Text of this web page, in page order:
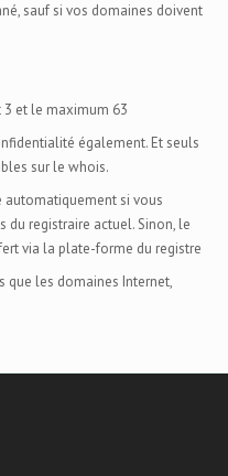
sauf si vos domaines doivent
3 et le maximum 63
également. Et seuls
sur le whois.
automatiquement si vous
du registraire actuel. Sinon, le
via la plate-forme du registre
que les domaines Internet,